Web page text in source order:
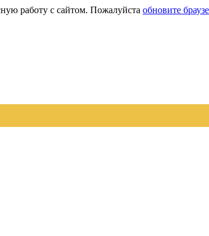
работу с сайтом. Пожалуйста обновите